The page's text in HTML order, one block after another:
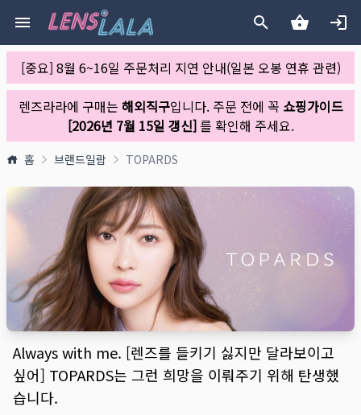
[중요] 8월 6~16일 주문처리 지연 안내(일본 오봉 연휴 관련)
렌즈라라에 구매는 해외직구입니다. 주문 전에 꼭 쇼핑가이드
[2026년 7월 15일 갱신]를 확인해 주세요.
홈 브랜드일람 TOPARDS
Always with me. [렌즈를 들키기 싫지만 달라보이고
싶어] TOPARDS는 그런 희망을 이뤄주기 위해 탄생했
습니다.